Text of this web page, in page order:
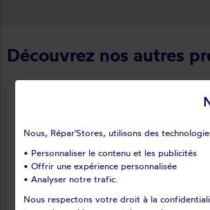
Découvrez nos autres
Réparation de treuil de stores
Le treuil est une pièce du mécanisme
extérieur qui peut être amenée à
au fil du temps, bloquant ainsi la
store et le deploiement de la toile : Nos
Nous, Répar'Stores, utilisons des
• Personnaliser le contenu et les publicités
• Offrir une expérience personnalisée
• Analyser notre trafic.
Nous respectons votre droit à la